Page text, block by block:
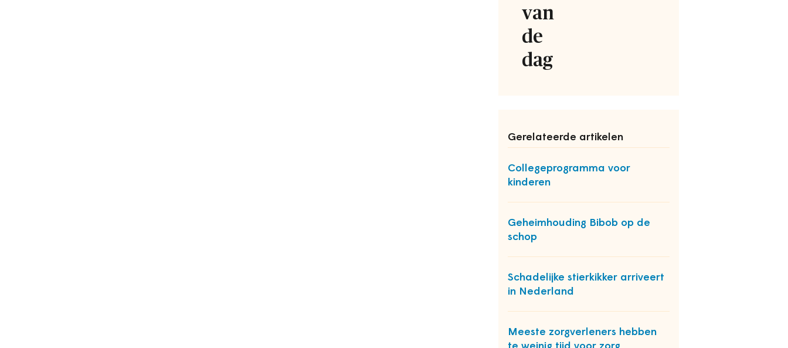
van
de
dag
Gerelateerde artikelen
Collegeprogramma voor
kinderen
Geheimhouding Bibob op de
schop
Schadelijke stierkikker arriveert
in Nederland
Meeste zorgverleners hebben